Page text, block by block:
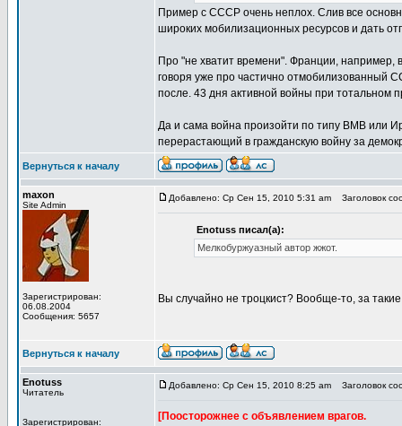
Пример с СССР очень неплох. Слив все
широких мобилизационных ресурсов и дать
Про "не хватит времени". Франции, например,
говоря уже про частично отмобилизованный
после. 43 дня активной войны при тотальном
Да и сама война произойти по типу ВМВ или
перерастающий в гражданскую войну за
Вернуться к началу
maxon
Site Admin
Зарегистрирован:
06.08.2004
Сообщения: 5657
Добавлено: Ср Сен 15, 2010 5:31 am Заголовок
Enotuss писал(а):
Мелкобуржуазный автор жжот.
Вы случайно не троцкист? Вообще-то, за
Вернуться к началу
Enotuss
Читатель
Зарегистрирован:
Добавлено: Ср Сен 15, 2010 8:25 am Заголовок
[Поосторожнее с объявлением врагов.